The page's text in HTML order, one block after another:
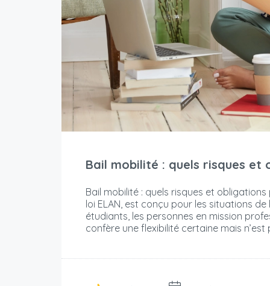
Bail mobilité : quels risques
Bail mobilité : quels risques et
loi ELAN, est conçu pour les situations
étudiants, les personnes en mission
confère une flexibilité certaine mais